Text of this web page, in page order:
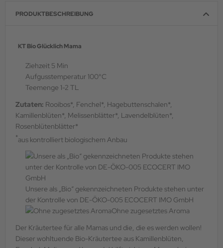
PRODUKTBESCHREIBUNG
KT Bio Glücklich Mama
Ziehzeit 5 Min
Aufgusstemperatur 100°C
Teemenge 1-2 TL
Zutaten: Rooibos*, Fenchel*, Hagebuttenschalen*,
Kamillenblüten*, Melissenblätter*, Lavendelblüten*,
Rosenblütenblätter*
*aus kontrolliert biologischem Anbau
Unsere als „Bio“ gekennzeichneten Produkte stehen unter
der Kontrolle von DE-ÖKO-005 ECOCERT IMO GmbH
Ohne zugesetztes Aroma
Der Kräutertee für alle Mamas und die, die es werden wollen!
Dieser wohltuende Bio-Kräutertee aus Kamillenblüten,